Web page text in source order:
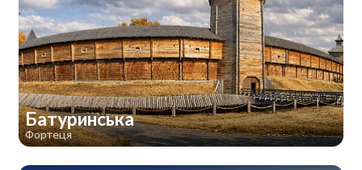
Батуринська
Фортеця